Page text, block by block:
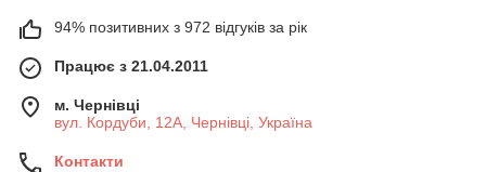
94% позитивних з 972 відгуків за рік
Працює з 21.04.2011
м. Чернівці
вул. Кордуби, 12А, Чернівці, Україна
Контакти